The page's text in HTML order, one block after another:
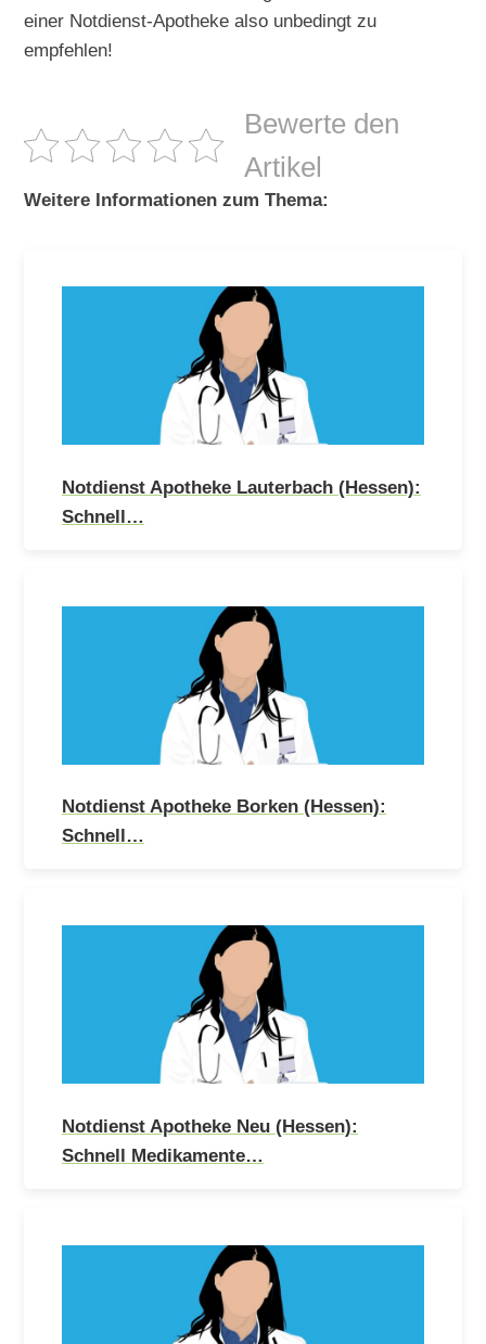
einer Notdienst-Apotheke also unbedingt zu
empfehlen!
Bewerte den
Artikel
Weitere Informationen zum Thema:
Notdienst Apotheke Lauterbach (Hessen):
Schnell…
Notdienst Apotheke Borken (Hessen):
Schnell…
Notdienst Apotheke Neu (Hessen):
Schnell Medikamente…